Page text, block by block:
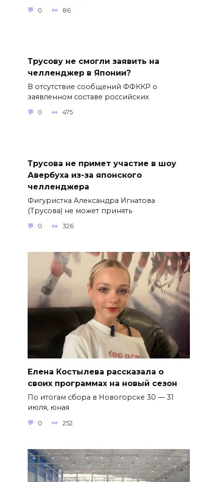
0 86
Трусову не смогли заявить на
челленджер в Японии?
В отсутствие сообщений ФФККР о
заявленном составе российских
0 475
Трусова не примет участие в шоу
Авербуха из-за японского
челленджера
Фигуристка Александра Игнатова
(Трусова) не может принять
0 326
Елена Костылева рассказала о
своих программах на новый сезон
По итогам сбора в Новогорске 30 — 31
июля, юная
0 252